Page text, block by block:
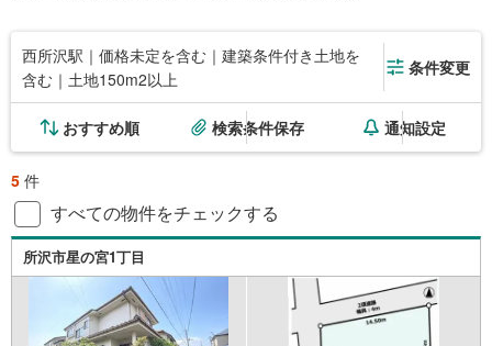
西所沢駅｜価格未定を含む｜建築条件付き土地を
含む｜土地150m2以上
条件変更
おすすめ順 検索条件保存 通知設定
5 件
すべての物件をチェックする
所沢市星の宮1丁目